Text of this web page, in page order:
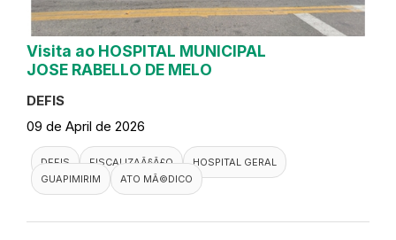
Visita ao HOSPITAL MUNICIPAL
JOSE RABELLO DE MELO
DEFIS
09 de April de 2026
DEFIS FISCALIZAÃ§Ã£O
HOSPITAL GERAL
GUAPIMIRIM
ATO MÃ©DICO